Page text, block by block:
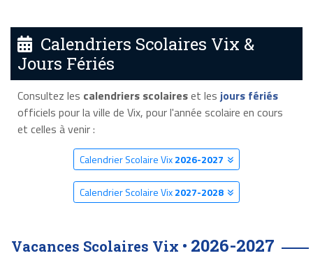
Calendriers Scolaires Vix &
Jours Fériés
Consultez les calendriers scolaireset les jours fériés
officiels pour la ville de Vix, pour l'année scolaire en cours
et celles à venir :
Calendrier Scolaire Vix2026-2027
Calendrier Scolaire Vix2027-2028
Vacances Scolaires Vix • 2026-2027